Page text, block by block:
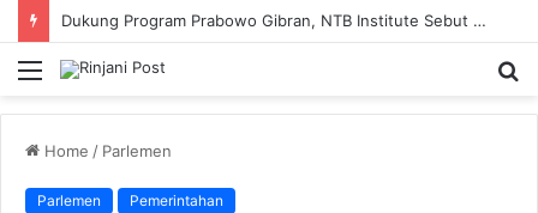
Dukung Program Prabowo Gibran, NTB Institute Sebut MBG dan Kopdes Solusi Percepatan Pembangunan Daerah 3T
Menu
Home / Parlemen
Parlemen Pemerintahan